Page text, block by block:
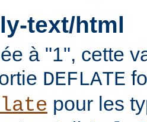
text/html
à "1", cette
DEFLATE
pour les